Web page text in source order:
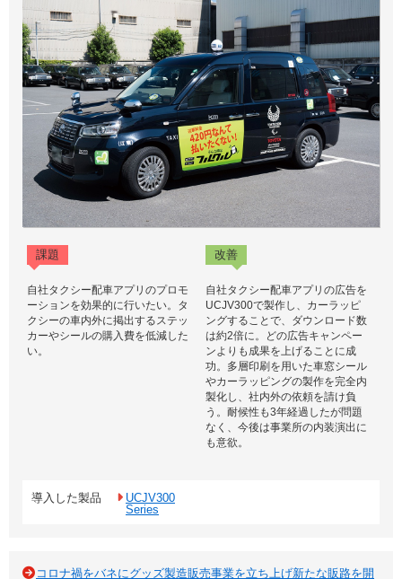
課題 改善
自社タクシー配車アプリのプロモ
ーションを効果的に行いたい。タ
クシーの車内外に掲出するステッ
カーやシールの購入費を低減した
い。
自社タクシー配車アプリの広告を
UCJV300で製作し、カーラッピ
ングすることで、ダウンロード数
は約2倍に。どの広告キャンペー
ンよりも成果を上げることに成
功。多層印刷を用いた車窓シール
やカーラッピングの製作を完全内
製化し、社内外の依頼を請け負
う。耐候性も3年経過したが問題
なく、今後は事業所の内装演出に
も意欲。
導入した製品
UCJV300
Series
コロナ禍をバネにグッズ製造販売事業を立ち上げ新たな販路を開